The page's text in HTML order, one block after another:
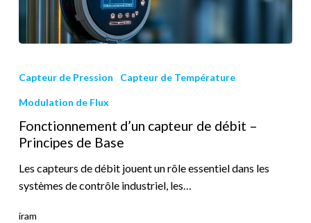
Capteur de Pression Capteur de Température
Modulation de Flux
Fonctionnement d’un capteur de débit –
Principes de Base
Les capteurs de débit jouent un rôle essentiel dans les
systèmes de contrôle industriel, les…
iram